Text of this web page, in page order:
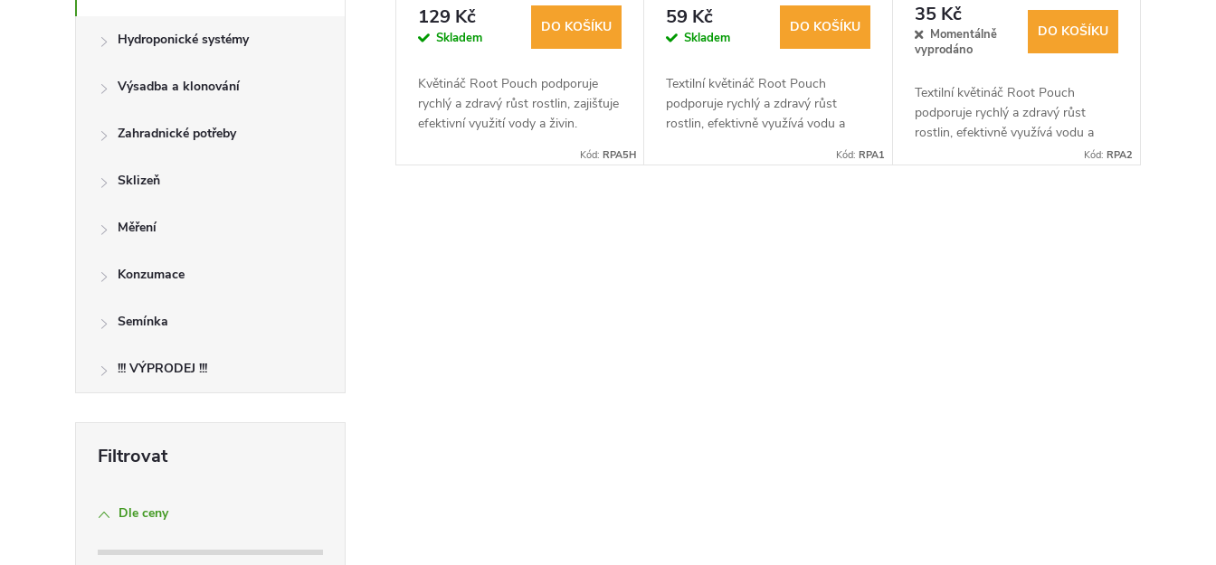
Hydroponické systémy
Výsadba a klonování
Zahradnické potřeby
Sklizeň
Měření
Konzumace
Semínka
!!! VÝPRODEJ !!!
Dle ceny
129 Kč
Skladem
DO KOŠÍKU
Květináč Root Pouch podporuje
rychlý a zdravý růst rostlin, zajišťuje
efektivní využití vody a živin.
rostlin a snižuje potřebu
Kód:RPA5H
59 Kč
Skladem
DO KOŠÍKU
Textilní květináč Root Pouch
podporuje rychlý a zdravý růst
rostlin, efektivně využívá vodu a
zakořenění. Je šetrný k životnímu
Kód: RPA1
35 Kč
Momentálně
vyprodáno
DO KOŠÍKU
Textilní květináč Root Pouch
podporuje rychlý a zdravý růst
rostlin, efektivně využívá vodu a
živiny. Zabraňuje hromadění vody a
Kód: RPA2